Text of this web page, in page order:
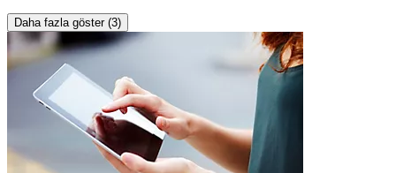
Daha fazla göster (3)